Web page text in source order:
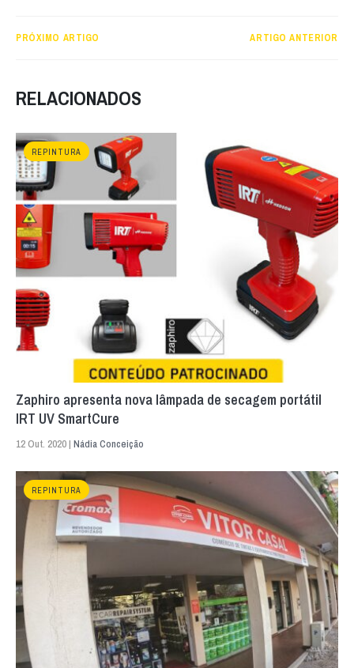
PRÓXIMO ARTIGO ARTIGO ANTERIOR
RELACIONADOS
REPINTURA
Zaphiro apresenta nova lâmpada de secagem portátil
IRT UV SmartCure
12 Out. 2020 | Nádia Conceição
REPINTURA